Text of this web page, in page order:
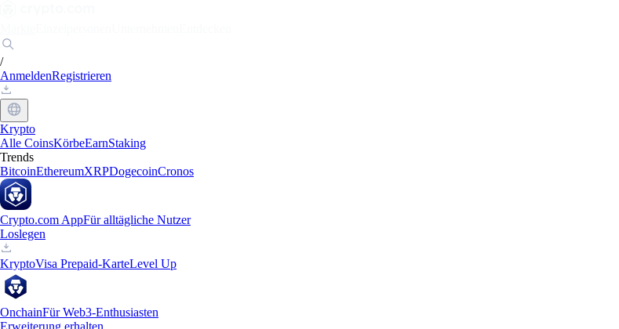
/
AnmeldenRegistrieren
Krypto
Alle CoinsKörbeEarnStaking
Trends
BitcoinEthereumXRPDogecoinCronos
Crypto.com AppFür alltägliche Nutzer
Loslegen
KryptoVisa Prepaid-KarteLevel Up
OnchainFür Web3-Enthusiasten
Erweiterung erhalten